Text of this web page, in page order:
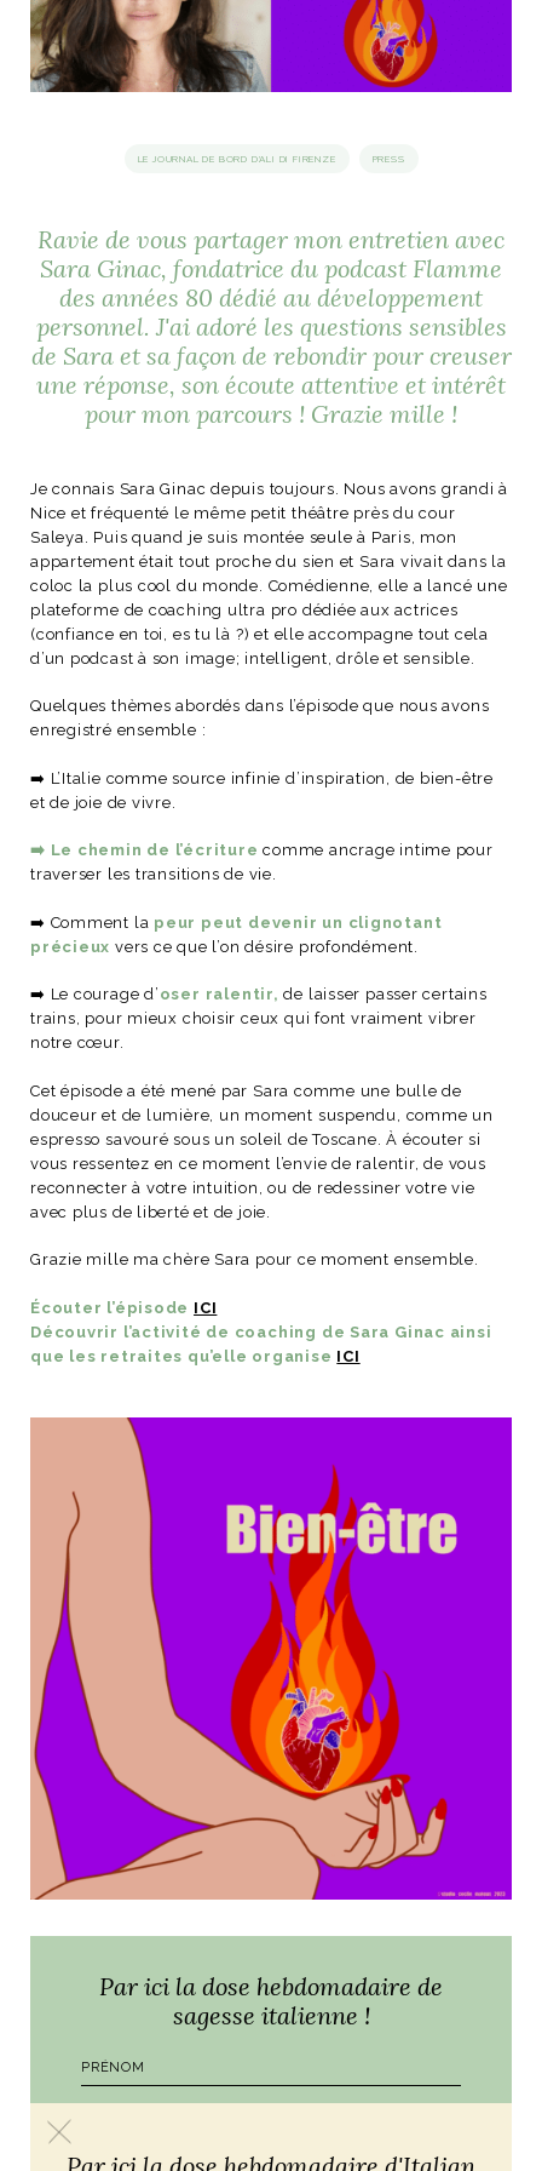
LIRE
joie de vivre
LIRE
Lucia
ARTISANAT ITALIEN
Les cuirs de
Toscane
NOS ARTICLES ART ET DESIGN
Burano, la palette
de tous les
du
ART DE VIVRE ITALIEN
Notre palette
Virtuosa Venezia
ART ET DESIGN
ET FUGUEUSES
journal
bord
Dolce Follia
LE JOURNAL DE BORD D'ALI DI FIRENZE PRESS
Ravie de vous partager mon entretien avec
Sara Ginac, fondatrice du podcast Flamme
des années 80 dédié au développement
personnel. J'ai adoré les questions sensibles
de Sara et sa façon de rebondir pour creuser
une réponse, son écoute attentive et intérêt
pour mon parcours ! Grazie mille !
Je connais Sara Ginac depuis toujours. Nous avons grandi à
Nice et fréquenté le même petit théâtre près du cour
Saleya. Puis quand je suis montée seule à Paris, mon
appartement était tout proche du sien et Sara vivait dans la
coloc la plus cool du monde. Comédienne, elle a lancé une
plateforme de coaching ultra pro dédiée aux actrices
(confiance en toi, es tu là ?) et elle accompagne tout cela
d’un podcast à son image; intelligent, drôle et sensible.
Quelques thèmes abordés dans l’épisode que nous avons
enregistré ensemble :
➡️ L’Italie comme source infinie d’inspiration, de bien-être
et de joie de vivre.
➡️ Le chemin de l’écriturecomme ancrage intime pour
traverser les transitions de vie.
➡️ Comment la peur peut devenir un clignotant
précieux vers ce que l’on désire profondément.
➡️ Le courage d’ oser ralentir, de laisser passer certains
trains, pour mieux choisir ceux qui font vraiment vibrer
notre cœur.
Cet épisode a été mené par Sara comme une bulle de
douceur et de lumière, un moment suspendu, comme un
espresso savouré sous un soleil de Toscane. À écouter si
vous ressentez en ce moment l’envie de ralentir, de vous
reconnecter à votre intuition, ou de redessiner votre vie
avec plus de liberté et de joie.
Grazie mille ma chère Sara pour ce moment ensemble.
Écouter l’épisode ICI
Découvrir l’activité de coaching de Sara Ginac ainsi
que les retraites qu’elle organise ICI
Par ici la dose hebdomadaire de
sagesse italienne !
Par ici la dose hebdomadaire d'Italian